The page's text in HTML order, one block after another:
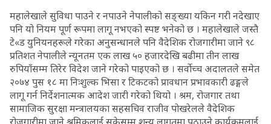
महालेखाले सुविधा पाउने र नपाउने नेपालीको सङ्ख्या यकिन गरी नदेखाए
पनि यो नियम पूर्ण रूपमा लागू नभएको स्पष्ट भनेको छ । महालेखाले जस्तै
टे«ड युनियनहरूले गरेका अनुसन्धानले पनि वैदेशिक रोजगारीमा जाने ९८
प्रतिशत नेपालीले न्यूनतम एक लाख ५० हजारदेखि बढीमा तीन लाख
रुपियाँसम्म तिरेर विदेश जाने गरेको पाइएको छ । सर्वोच्च अदालतले समेत
२०७४ पुस १८ मा निःशुल्क भिसा र टिकटको प्रावधान प्रभावकारी ढङ्गले
लागू गर्न निर्देशनात्मक आदेश जारी गरेको थियो । श्रम, रोजगार तथा
सामाजिक सुरक्षा मन्त्रालयका सहसचिव राजीव पोखरेलले वैदेशिक